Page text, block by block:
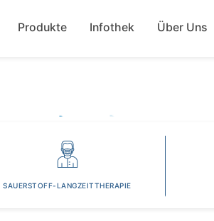
Produkte Infothek Über Uns
SAUERSTOFF-LANGZEITTHERAPIE